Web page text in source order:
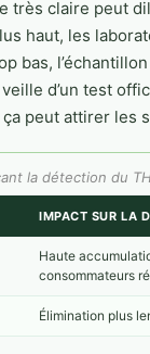
très claire peut
haut, les
bas,
d’un test
peut attirer les
la détection du
IMPACT SUR LA
Haute
consommateurs
Élimination plus